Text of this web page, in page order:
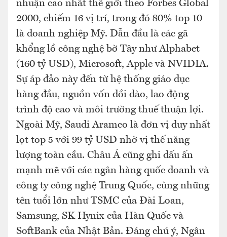
nhuận cao nhất thế giới theo Forbes Global
2000, chiếm 16 vị trí, trong đó 80% top 10
là doanh nghiệp Mỹ. Dẫn đầu là các gã
khổng lồ công nghệ bờ Tây như Alphabet
(160 tỷ USD), Microsoft, Apple và NVIDIA.
Sự áp đảo này đến từ hệ thống giáo dục
hàng đầu, nguồn vốn dồi dào, lao động
trình độ cao và môi trường thuế thuận lợi.
Ngoài Mỹ, Saudi Aramco là đơn vị duy nhất
lọt top 5 với 99 tỷ USD nhờ vị thế năng
lượng toàn cầu. Châu Á cũng ghi dấu ấn
mạnh mẽ với các ngân hàng quốc doanh và
công ty công nghệ Trung Quốc, cùng những
tên tuổi lớn như TSMC của Đài Loan,
Samsung, SK Hynix của Hàn Quốc và
SoftBank của Nhật Bản. Đáng chú ý, Ngân